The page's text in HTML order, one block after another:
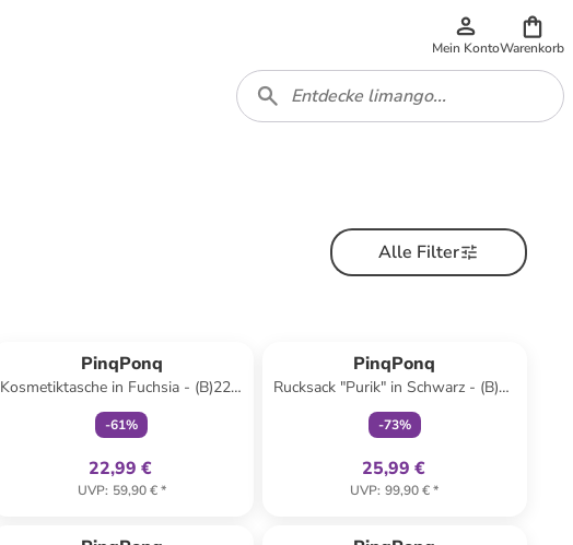
Mein KontoWarenkorb
Alle Filter
PinqPonq
Kosmetiktasche in Fuchsia - (B)22,5
x (H)13 x (T)9 cm
-61%
22,99 €
UVP: 59,90 €*
PinqPonq
Rucksack "Purik" in Schwarz - (B)28
x (H)45 x (T)15 cm
-73%
25,99 €
UVP: 99,90 €*